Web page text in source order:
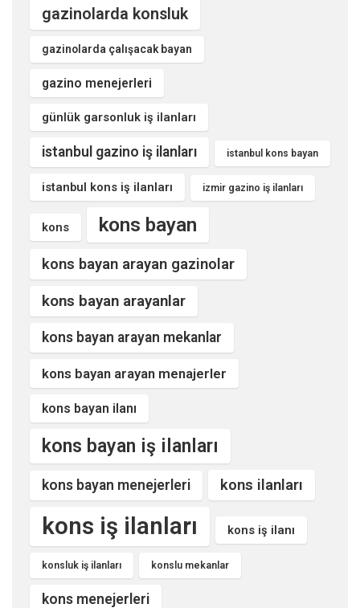
gazinolarda konsluk
gazinolarda çalışacak bayan
gazino menejerleri
günlük garsonluk iş ilanları
istanbul gazino iş ilanları istanbul kons bayan
istanbul kons iş ilanları izmir gazino iş ilanları
kons kons bayan
kons bayan arayan gazinolar
kons bayan arayanlar
kons bayan arayan mekanlar
kons bayan arayan menajerler
kons bayan ilanı
kons bayan iş ilanları
kons bayan menejerleri kons ilanları
kons iş ilanları kons iş ilanı
konsluk iş ilanları konslu mekanlar
kons menejerleri